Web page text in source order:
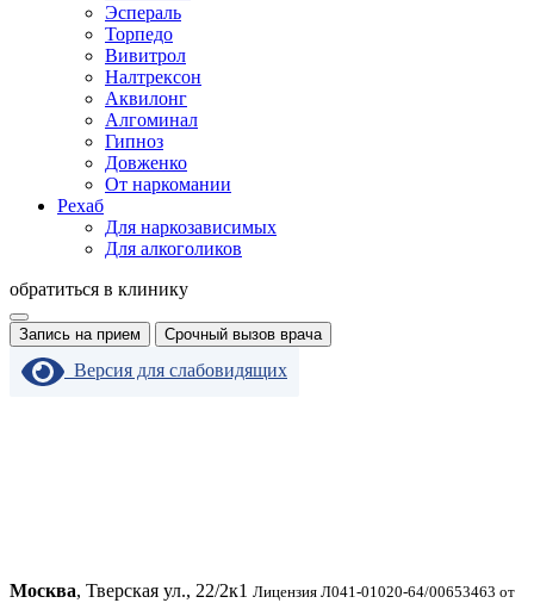
Эспераль
Торпедо
Вивитрол
Налтрексон
Аквилонг
Алгоминал
Гипноз
Довженко
От наркомании
Рехаб
Для наркозависимых
Для алкоголиков
обратиться в клинику
Запись на прием Срочный вызов врача
Версия для слабовидящих
Москва, Тверская ул., 22/2к1 Лицензия Л041-01020-64/00653463 от